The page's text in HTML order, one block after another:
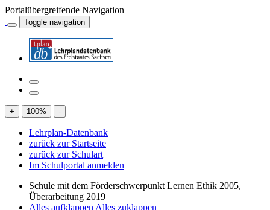
Portalübergreifende Navigation
Toggle navigation
+ 100% -
Lehrplan-Datenbank
zurück zur Startseite
zurück zur Schulart
Im Schulportal anmelden
Schule mit dem Förderschwerpunkt Lernen Ethik 2005,
Überarbeitung 2019
Alles aufklappen Alles zuklappen